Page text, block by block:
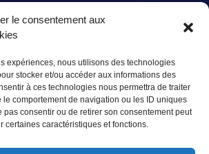
le consentement aux
expériences, nous utilisons des technologies
stocker et/ou accéder aux informations des
à ces technologies nous permettra de traiter
comportement de navigation ou les ID uniques
pas consentir ou de retirer son consentement peut
certaines caractéristiques et fonctions.
parPRISMpowered byLifeware
-Politique de confidentialités-